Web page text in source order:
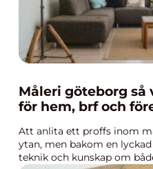
Måleri göteborg så väljer du rätt målare
för hem, brf och
Att anlita ett proffs inom
ytan, men bakom en
teknik och kunskap om